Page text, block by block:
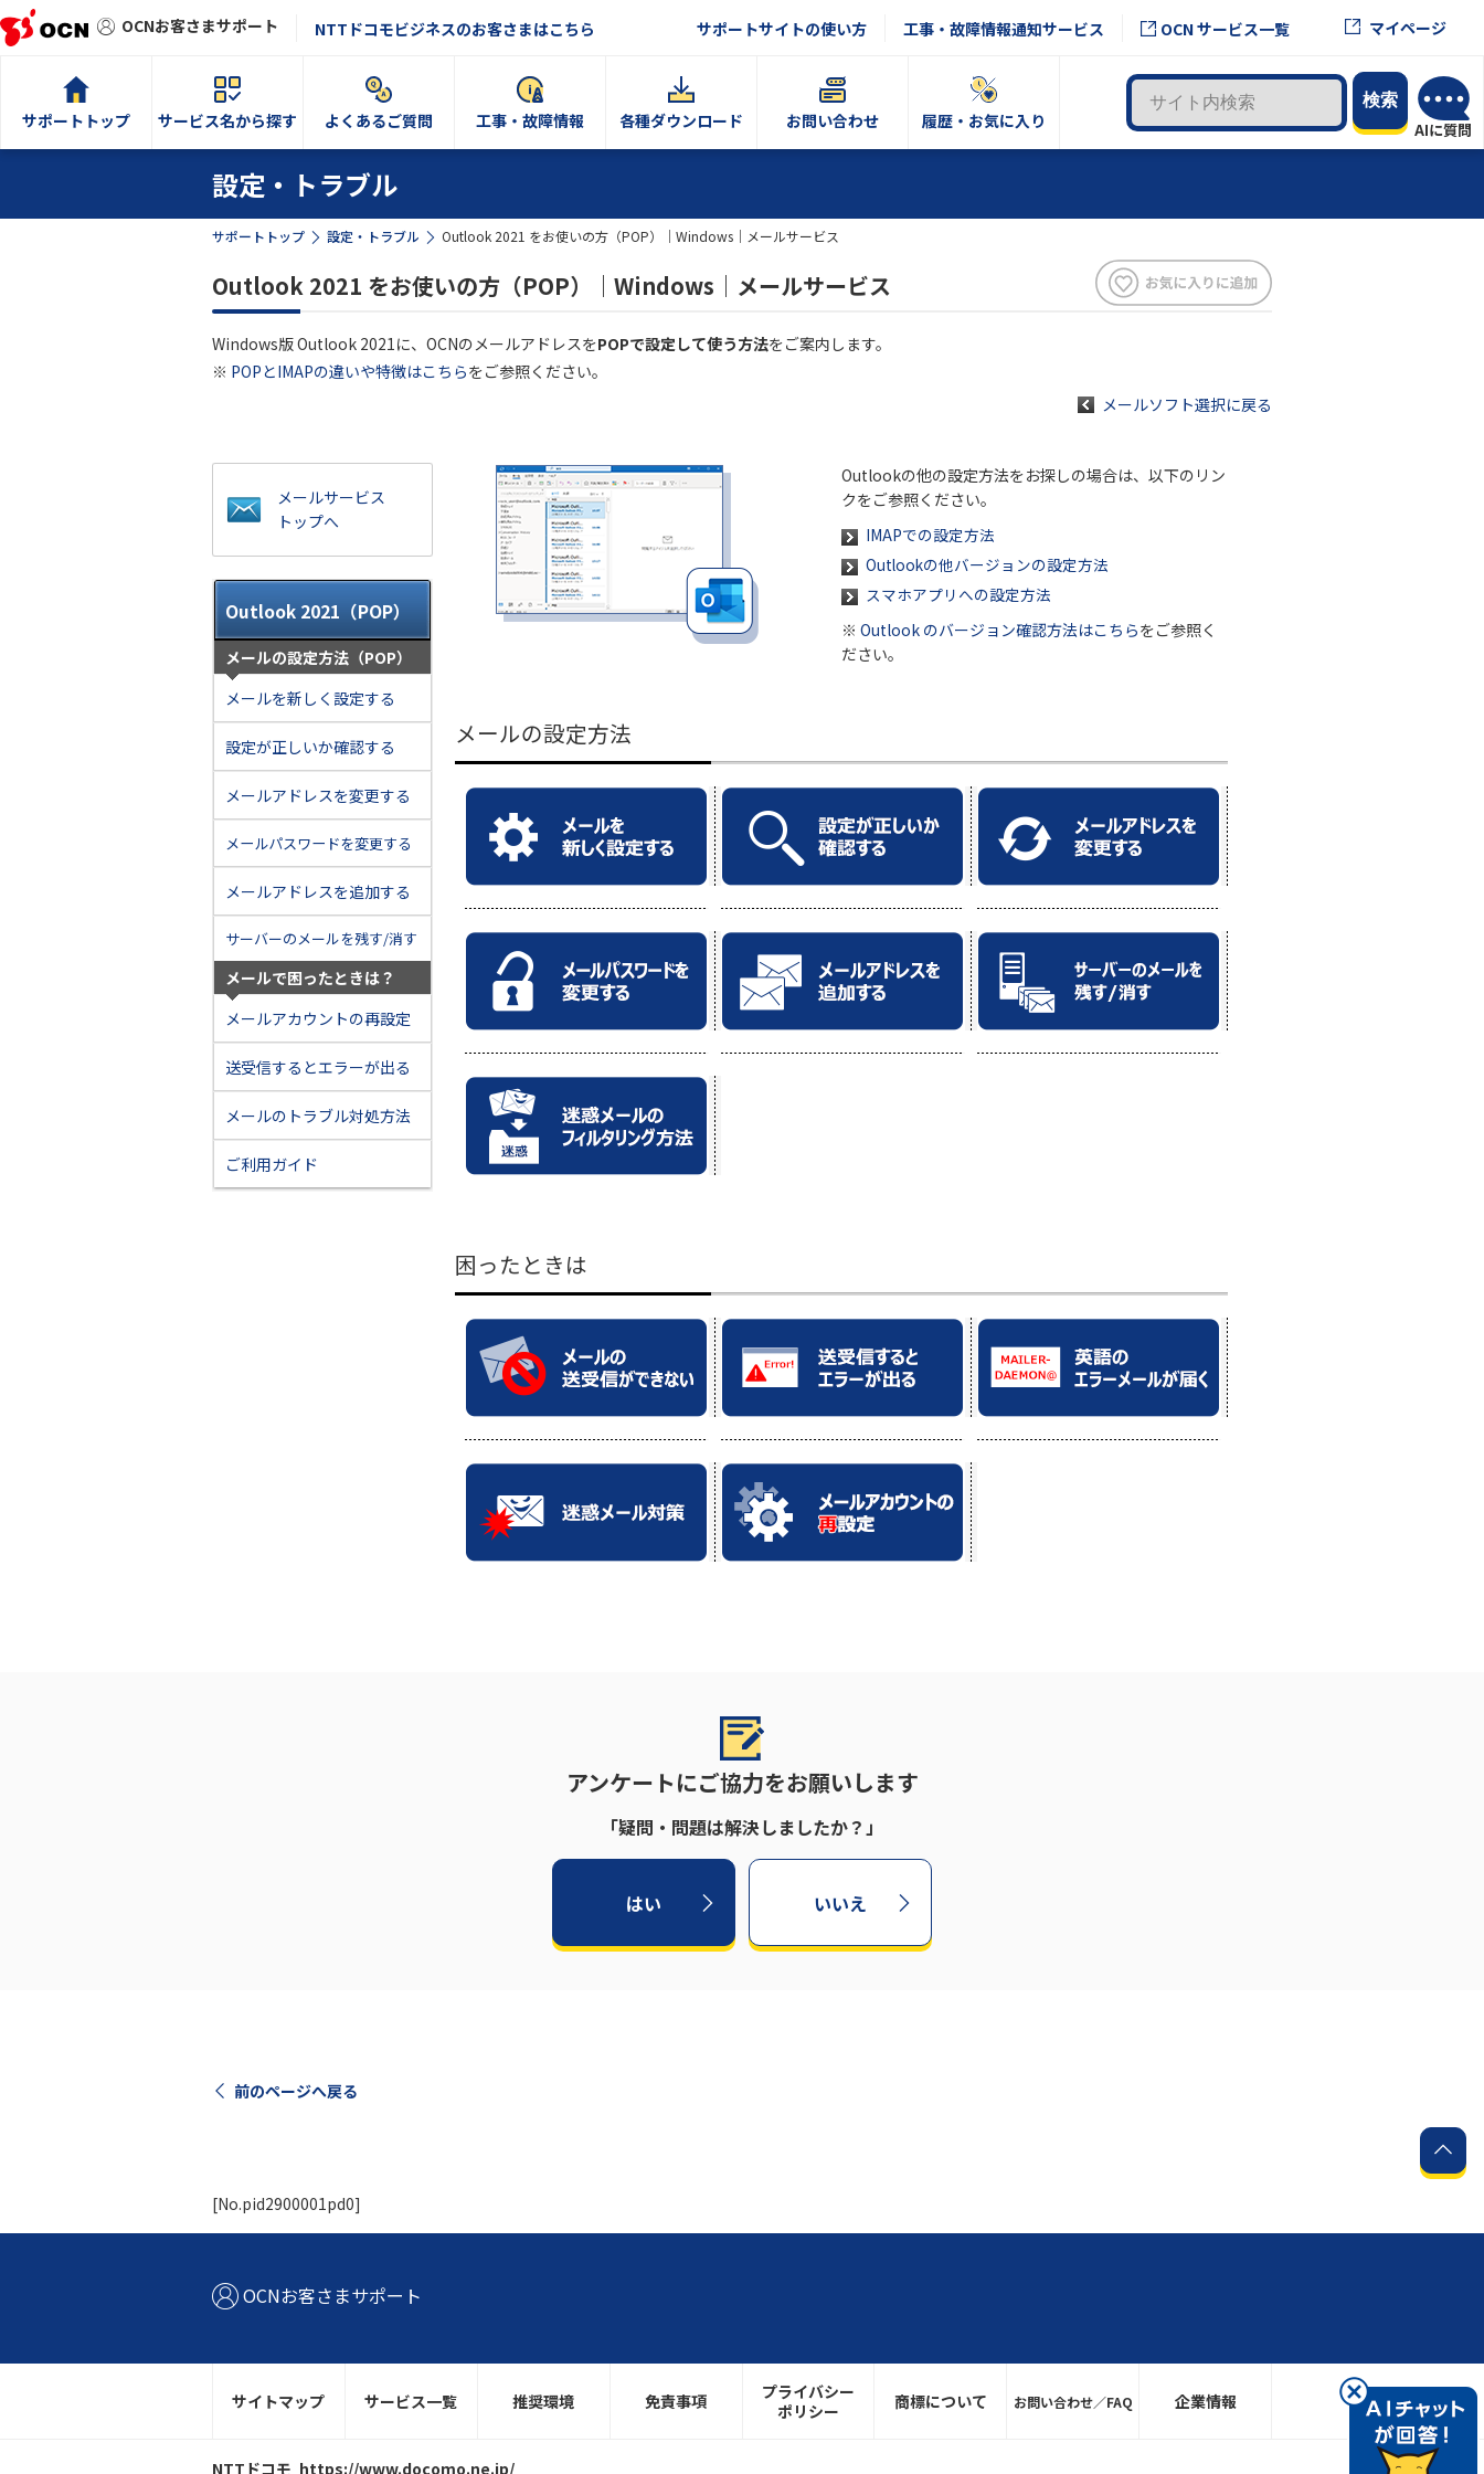
OCNお客さまサポート NTTドコモビジネスのお客さまはこちら サポートサイトの使い方 工事・故障情報通知サービス OCN サービス一覧 マイページ
サポートトップ サービス名から探す よくあるご質問 工事・故障情報 各種ダウンロード お問い合わせ 履歴・お気に入り
設定・トラブル
サポートトップ 設定・トラブル Outlook 2021 をお使いの方（POP）｜Windows｜メールサービス
Outlook 2021 をお使いの方（POP）｜Windows｜メールサービス
Windows版 Outlook 2021に、OCNのメールアドレスをPOPで設定して使う方法をご案内します。
※ POPとIMAPの違いや特徴はこちらをご参照ください。
メールソフト選択に戻る
メールサービス
トップへ
Outlook 2021（POP）
メールの設定方法（POP）
メールを新しく設定する
設定が正しいか確認する
メールアドレスを変更する
メールパスワードを変更する
メールアドレスを追加する
サーバーのメールを残す/消す
メールで困ったときは？
メールアカウントの再設定
送受信するとエラーが出る
メールのトラブル対処方法
ご利用ガイド
Outlookの他の設定方法をお探しの場合は、以下のリン
クをご参照ください。
IMAPでの設定方法
Outlookの他バージョンの設定方法
スマホアプリへの設定方法
※ Outlook のバージョン確認方法はこちらをご参照く
ださい。
メールの設定方法
困ったときは
アンケートにご協力をお願いします
「疑問・問題は解決しましたか？」
はい いいえ
前のページへ戻る
[No.pid2900001pd0]
OCNお客さまサポート
サイトマップ サービス一覧 推奨環境 免責事項
プライバシー
ポリシー
商標について お問い合わせ／FAQ 企業情報
NTTドコモ https://www.docomo.ne.jp/